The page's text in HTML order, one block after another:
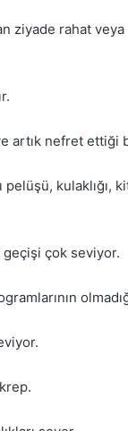
ziyade rahat veya
artık nefret ettiği
pelüşü, kulaklığı,
geçişi çok seviyor.